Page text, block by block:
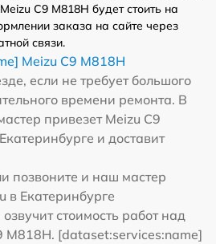
C9 M818H будет стоить на
заказа на сайте через
связи.
Meizu C9 M818H
если не требует большого
времени ремонта. В
привезет Meizu C9
и доставит
позвоните и наш мастер
в Екатеринбурге
стоимость работ над
M818H. [dataset:services:name]